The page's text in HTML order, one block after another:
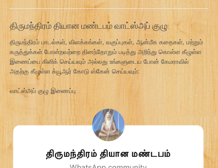
திருமந்திரம் தியான மண்டபம் வாட்ஸ்அப் குழு:
திருமந்திரம் பாடல்கள், விளக்கங்கள், வகுப்புகள், ஆன்மீக கதைகள், மற்றும்
கருத்துக்கள் போன்றவற்றை தினந்தோறும் படித்து அறிந்து கொள்ள கீழுள்ள
இணைப்பை கிளிக் செய்யவும் அல்லது உங்களுடைய போன் கேமராவில்
அதற்கு கீழுள்ள க்யூஆர் கோடு ஸ்கேன் செய்யவும்:
வாட்ஸ்அப் குழு இணைப்பு